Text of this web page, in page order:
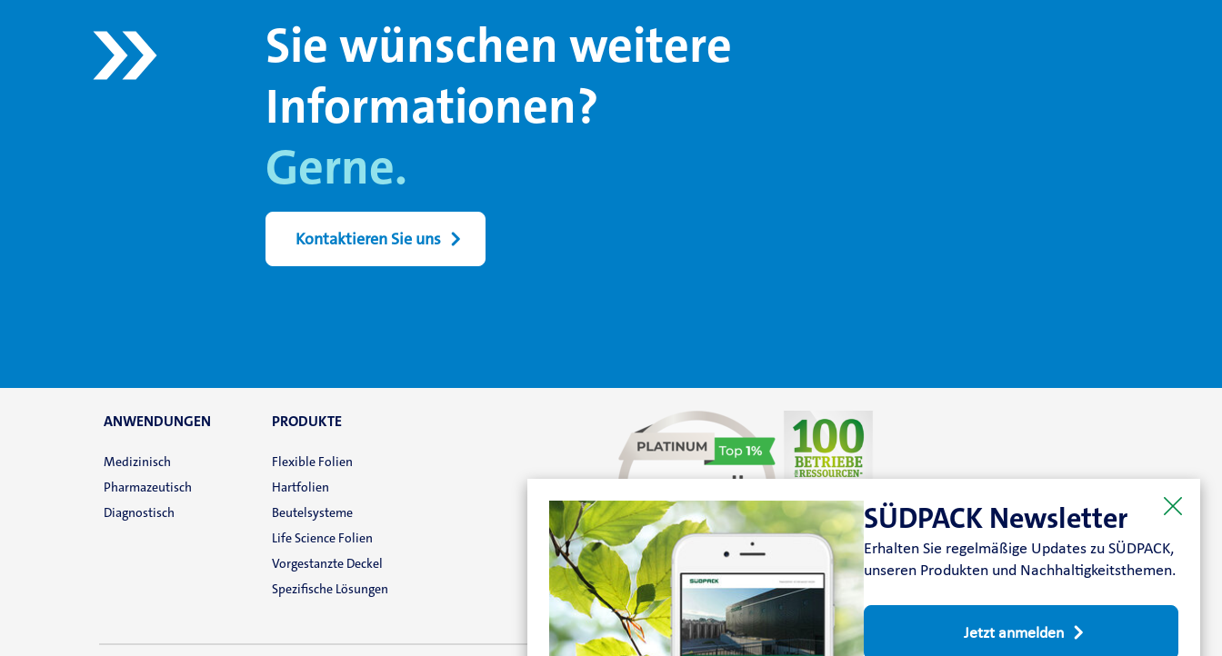
Sie wünschen weitere
Informationen?
Gerne.
Kontaktieren Sie uns
ANWENDUNGEN
Medizinisch
Pharmazeutisch
Diagnostisch
PRODUKTE
Flexible Folien
Hartfolien
Beutelsysteme
Life Science Folien
Vorgestanzte Deckel
Spezifische Lösungen
SÜDPACK Newsletter
Erhalten Sie regelmäßige Updates zu SÜDPACK,
unseren Produkten und Nachhaltigkeitsthemen.
Jetzt anmelden